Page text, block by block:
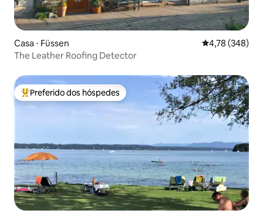
Casa ⋅ Füssen 4,78 de uma
4,78 (348)
The Leather Roofing Detector
Entre os melhores preferidos dos hóspedes
Preferido dos hóspedes